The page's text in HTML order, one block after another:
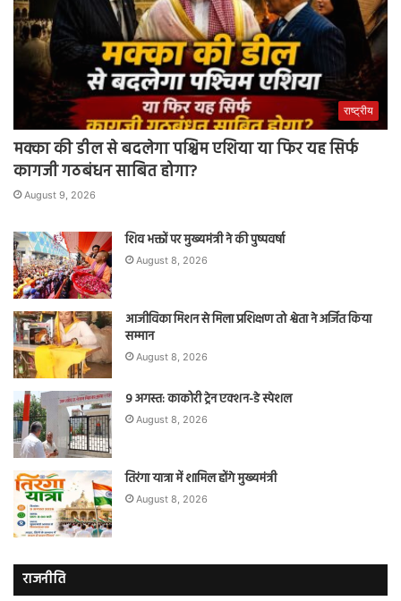
राष्ट्रीय
मक्का की डील से बदलेगा पश्चिम एशिया या फिर यह सिर्फ
कागजी गठबंधन साबित होगा?
August 9, 2026
शिव भक्तों पर मुख्यमंत्री ने की पुष्पवर्षा
August 8, 2026
आजीविका मिशन से मिला प्रशिक्षण तो श्वेता ने अर्जित किया
सम्मान
August 8, 2026
9 अगस्त: काकोरी ट्रेन एक्शन-डे स्पेशल
August 8, 2026
तिरंगा यात्रा में शामिल होंगे मुख्यमंत्री
August 8, 2026
राजनीति